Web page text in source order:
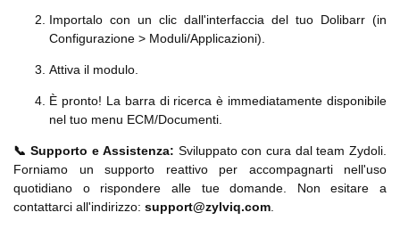
Importalo con un clic dall'interfaccia del tuo Dolibarr (in
Configurazione > Moduli/Applicazioni).
Attiva il modulo.
È pronto! La barra di ricerca è immediatamente disponibile
nel tuo menu ECM/Documenti.
📞 Supporto e Assistenza: Sviluppato con cura dal team Zydoli.
Forniamo un supporto reattivo per accompagnarti nell'uso
quotidiano o rispondere alle tue domande. Non esitare a
contattarci all'indirizzo: support@zylviq.com.